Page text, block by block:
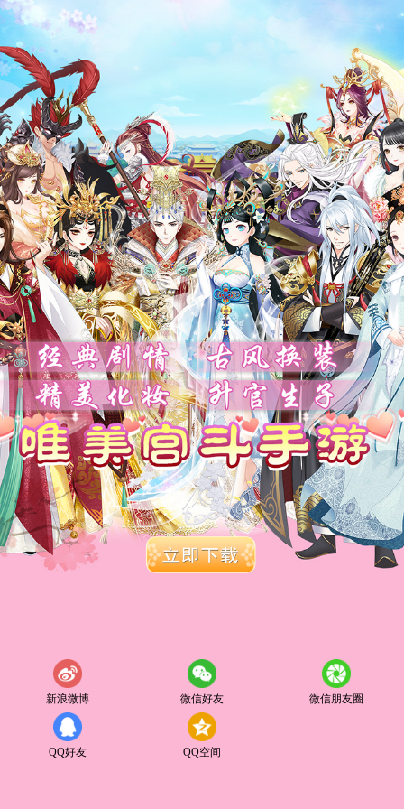
新浪微博 微信好友 微信朋友圈
QQ好友 QQ空间